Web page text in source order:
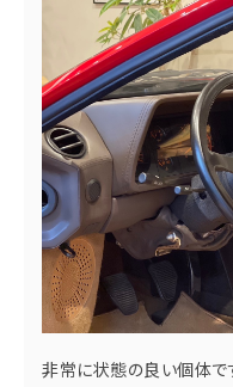
非常に状態の良い個体で